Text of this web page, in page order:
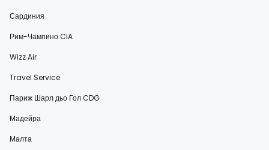
Сардиния
Рим-Чампино CIA
Wizz Air
Travel Service
Париж Шарл дьо Гол CDG
Мадейра
Малта